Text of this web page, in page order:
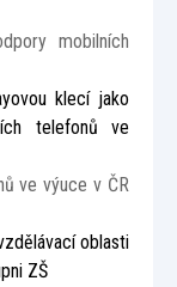
mobilních
klecí jako
telefonů ve
ve výuce v ČR
oblasti
ZŠ